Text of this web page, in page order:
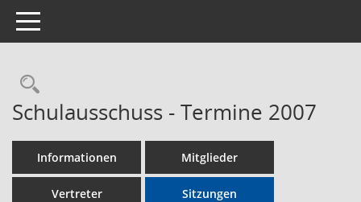
Toggle navigation
Rechercheauswahl
Schulausschuss - Termine 2007
Informationen Mitglieder
Vertreter Sitzungen